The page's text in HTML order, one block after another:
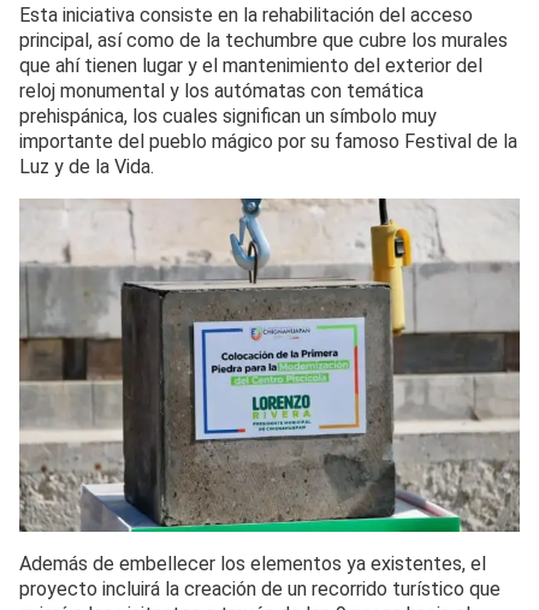
Esta iniciativa consiste en la rehabilitación del acceso
principal, así como de la techumbre que cubre los murales
que ahí tienen lugar y el mantenimiento del exterior del
reloj monumental y los autómatas con temática
prehispánica, los cuales significan un símbolo muy
importante del pueblo mágico por su famoso Festival de la
Luz y de la Vida.
Además de embellecer los elementos ya existentes, el
proyecto incluirá la creación de un recorrido turístico que